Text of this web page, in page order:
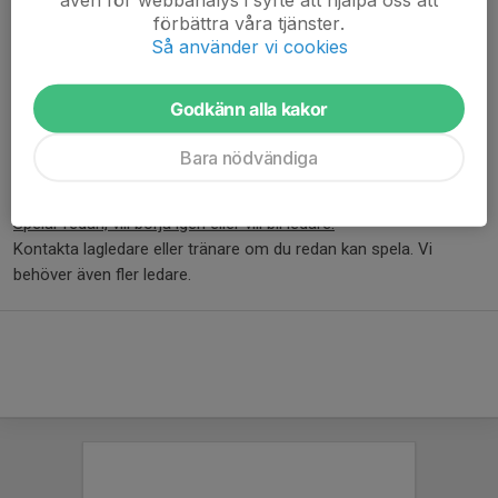
utespelare, målvakter och ledare.
Anmäl ditt barn till
Hockeyskolan kostar 600 kr. Du får prova på tre gånger gratis.
Söndagar kl 16.30-17.30. STÄNGT ÖVER SOMMAREN OCH
Spelar redan, vill börja igen eller vill bli ledare:
Kontakta lagledare eller tränare om du redan kan spela. Vi
behöver även fler ledare.
förbättra våra tjänster.
Så använder vi cookies
Godkänn alla kakor
Bara nödvändiga